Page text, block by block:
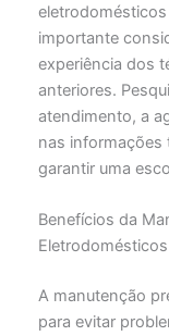
importante
experiência dos
anteriores.
atendimento, a
nas informações
garantir uma
Benefícios da
Eletrodomésticos
A manutenção
para evitar